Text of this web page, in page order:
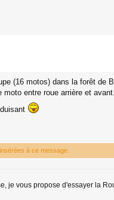
(16 motos) dans la forêt de
entre roue arrière et
à ce message.
je vous propose d'essayer la